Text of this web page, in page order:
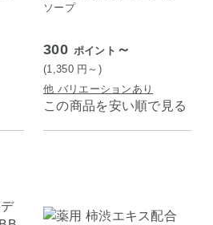
ソープ
300 ポイント ～
(1,350 円 ～)
他 バリエーションあり
この商品を安い順で見る